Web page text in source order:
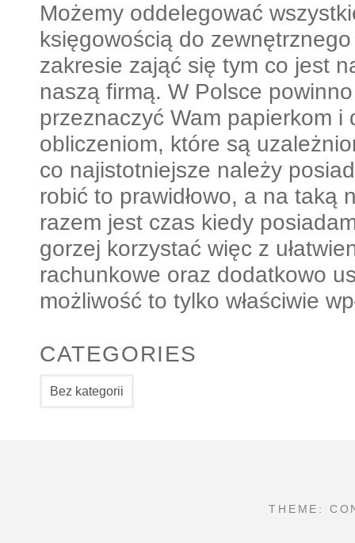
Możemy oddelegować
księgowością do
zakresie zająć się tym co jest
naszą firmą. W Polsce
przeznaczyć Wam papierkom i
obliczeniom, które są
co najistotniejsze należy
robić to prawidłowo, a na taką
razem jest czas kiedy
gorzej korzystać więc z
rachunkowe oraz dodatkowo
możliwość to tylko właściwie
CATEGORIES
Bez kategorii
THEME: